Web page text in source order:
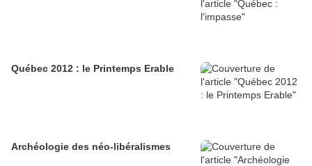
Québec 2012 : le Printemps Erable
Archéologie des néo-libéralismes